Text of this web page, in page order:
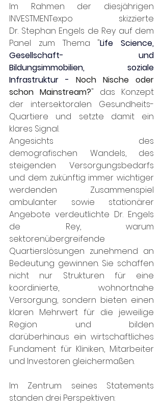
Im Rahmen der diesjährigen
INVESTMENTexpo skizzierte
Dr. Stephan Engels de Rey auf dem
Panel zum Thema "Life Science,
Gesellschaft- und
Bildungsimmobilien, soziale
Infrastruktur -
Noch Nische oder
schon Mainstream?" das Konzept
der intersektoralen Gesundheits-
Quartiere und setzte damit ein
klares Signal.
Angesichts des
demografischen Wandels, des
steigenden Versorgungsbedarfs
und dem zukünftig immer wichtiger
werdenden Zusammenspiel
ambulanter sowie stationärer
Angebote verdeutlichte Dr. Engels
de Rey, warum
sektorenübergreifende
Quartierslösungen zunehmend an
Bedeutung gewinnen. Sie schaffen
nicht nur Strukturen für eine
koordinierte, wohnortnahe
Versorgung, sondern bieten einen
klaren Mehrwert für die jeweilige
Region und bilden
darüberhinaus ein wirtschaftliches
Fundament für Kliniken, Mitarbeiter
und Investoren gleichermaßen.
Im Zentrum seines Statements
standen drei Perspektiven: